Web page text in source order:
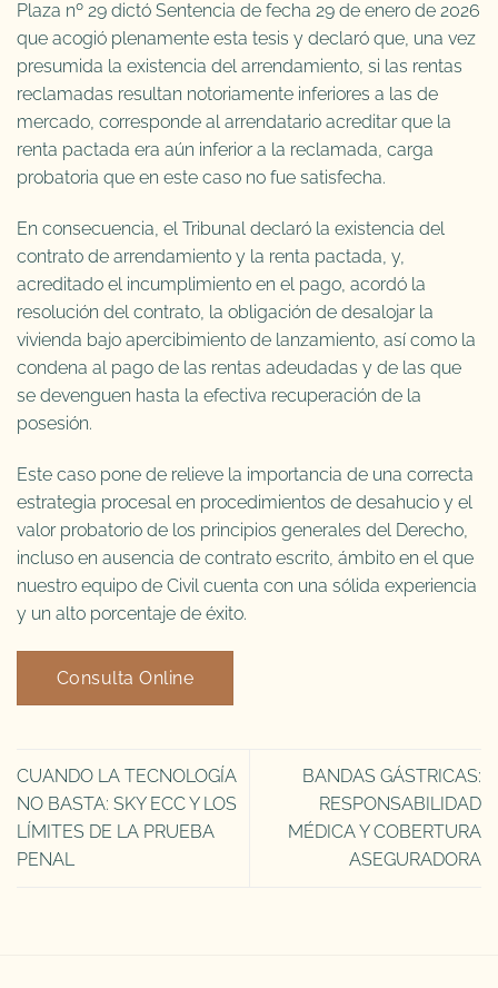
Plaza nº 29 dictó Sentencia de fecha 29 de enero de 2026
que acogió plenamente esta tesis y declaró que, una vez
presumida la existencia del arrendamiento, si las rentas
reclamadas resultan notoriamente inferiores a las de
mercado, corresponde al arrendatario acreditar que la
renta pactada era aún inferior a la reclamada, carga
probatoria que en este caso no fue satisfecha.
En consecuencia, el Tribunal declaró la existencia del
contrato de arrendamiento y la renta pactada, y,
acreditado el incumplimiento en el pago, acordó la
resolución del contrato, la obligación de desalojar la
vivienda bajo apercibimiento de lanzamiento, así como la
condena al pago de las rentas adeudadas y de las que
se devenguen hasta la efectiva recuperación de la
posesión.
Este caso pone de relieve la importancia de una correcta
estrategia procesal en procedimientos de desahucio y el
valor probatorio de los principios generales del Derecho,
incluso en ausencia de contrato escrito, ámbito en el que
nuestro equipo de Civil cuenta con una sólida experiencia
y un alto porcentaje de éxito.
Consulta Online
CUANDO LA TECNOLOGÍA
NO BASTA: SKY ECC Y LOS
LÍMITES DE LA PRUEBA
PENAL
BANDAS GÁSTRICAS:
RESPONSABILIDAD
MÉDICA Y COBERTURA
ASEGURADORA